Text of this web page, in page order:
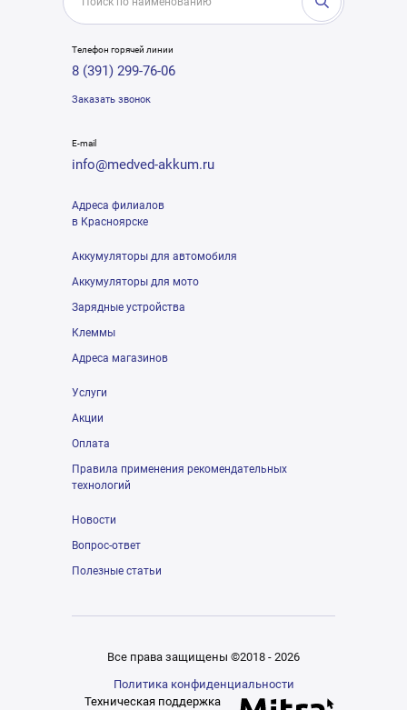
Телефон горячей линии
8 (391) 299-76-06
Заказать звонок
E-mail
info@medved-akkum.ru
Адреса филиалов
в Красноярске
Аккумуляторы для автомобиля
Аккумуляторы для мото
Зарядные устройства
Клеммы
Адреса магазинов
Услуги
Акции
Оплата
Правила применения рекомендательных
технологий
Новости
Вопрос-ответ
Полезные статьи
Все права защищены ©2018 - 2026
Политика конфиденциальности
Техническая поддержка